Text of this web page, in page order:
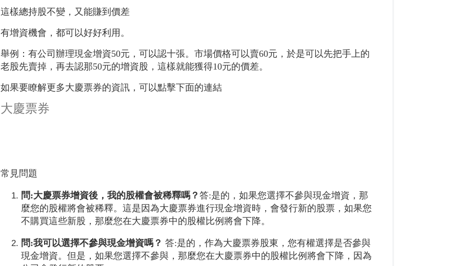
這樣總持股不變，又能賺到價差
有增資機會，都可以好好利用。
舉例：有公司辦理現金增資50元，可以認十張。市場價格可以賣60元，於是可以先把手上的
老股先賣掉，再去認那50元的增資股，這樣就能獲得10元的價差。
如果要瞭解更多大慶票券的資訊，可以點擊下面的連結
大慶票券
常見問題
問:大慶票券增資後，我的股權會被稀釋嗎？答:是的，如果您選擇不參與現金增資，那
麼您的股權將會被稀釋。這是因為大慶票券進行現金增資時，會發行新的股票，如果您
不購買這些新股，那麼您在大慶票券中的股權比例將會下降。
問:我可以選擇不參與現金增資嗎？ 答:是的，作為大慶票券股東，您有權選擇是否參與
現金增資。但是，如果您選擇不參與，那麼您在大慶票券中的股權比例將會下降，因為